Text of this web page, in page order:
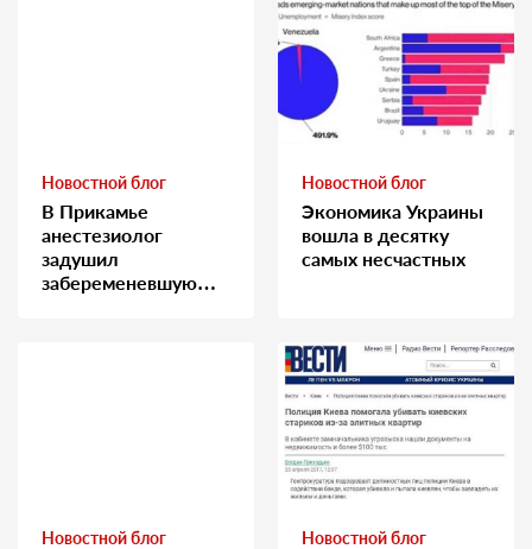
Новостной блог
В Прикамье
анестезиолог
задушил
забеременевшую
Новостной блог
Экономика Украины
вошла в десятку
самых несчастных
Новостной блог Новостной блог